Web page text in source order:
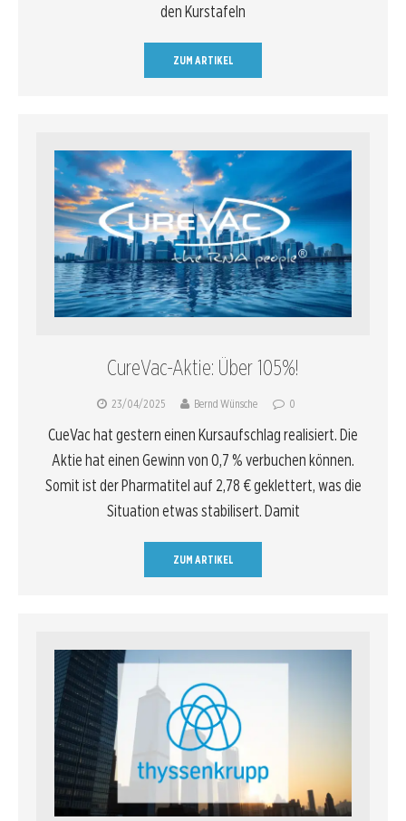
den Kurstafeln
ZUM ARTIKEL
CureVac-Aktie: Über 105%!
23/04/2025 Bernd Wünsche 0
CueVac hat gestern einen Kursaufschlag realisiert. Die
Aktie hat einen Gewinn von 0,7 % verbuchen können.
Somit ist der Pharmatitel auf 2,78 € geklettert, was die
Situation etwas stabilisert. Damit
ZUM ARTIKEL